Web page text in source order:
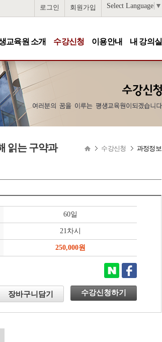
로그인 회원가입
교육원 소개 수강신청 이용안내 내 강의실
Select Language ▼
수강신청 과정정보
읽는 구약과
60일
21차시
250,000원
수강신청하기
장바구니담기